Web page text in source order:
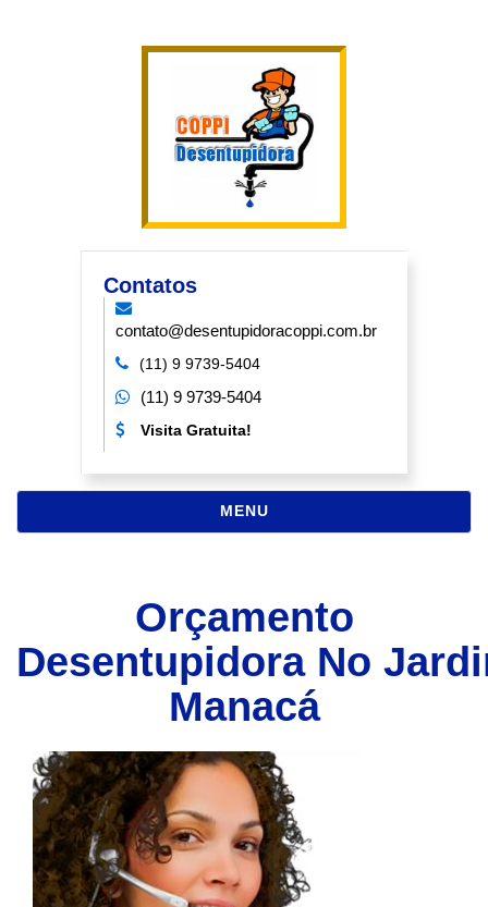
Contatos
contato@desentupidoracoppi.com.br
(11) 9 9739-5404
(11) 9 9739-5404
Visita Gratuita!
MENUNAVEGAÇÃO
Orçamento
Desentupidora No
Manacá